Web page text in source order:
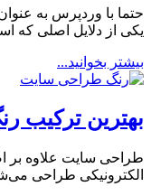
یکی از دلایل اصلی که
بیشتر بخوانید...
بهترین ترکیب
طراحی سایت علاوه بر
الکترونیکی طراحی